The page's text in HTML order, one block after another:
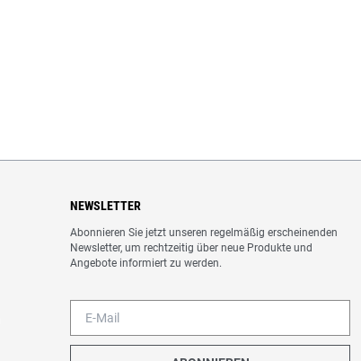
NEWSLETTER
Abonnieren Sie jetzt unseren regelmäßig erscheinenden
Newsletter, um rechtzeitig über neue Produkte und
Angebote informiert zu werden.